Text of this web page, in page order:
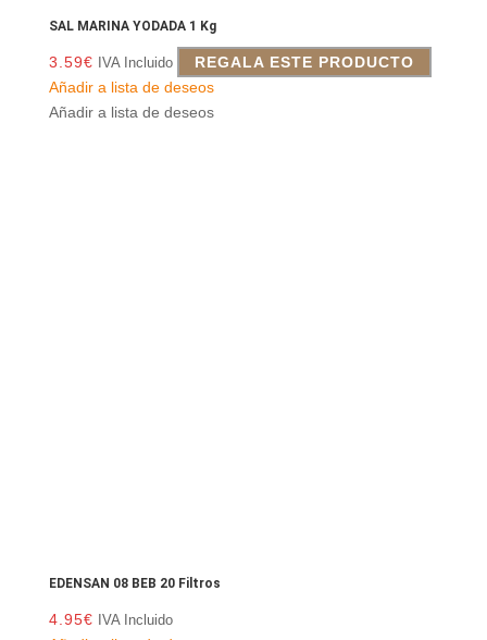
SAL MARINA YODADA 1 Kg
3.59€ IVA Incluido
REGALA ESTE PRODUCTO
Añadir a lista de deseos
Añadir a lista de deseos
EDENSAN 08 BEB 20 Filtros
4.95€ IVA Incluido